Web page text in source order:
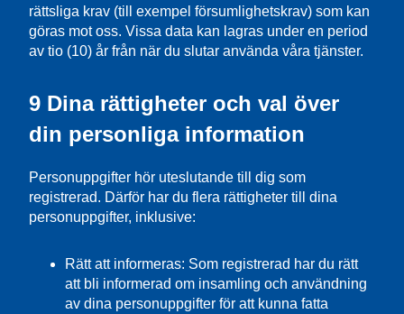
rättsliga krav (till exempel försumlighetskrav) som kan
göras mot oss. Vissa data kan lagras under en period
av tio (10) år från när du slutar använda våra tjänster.
9 Dina rättigheter och val över
din personliga information
Personuppgifter hör uteslutande till dig som
registrerad. Därför har du flera rättigheter till dina
personuppgifter, inklusive:
Rätt att informeras: Som registrerad har du rätt
att bli informerad om insamling och användning
av dina personuppgifter för att kunna fatta